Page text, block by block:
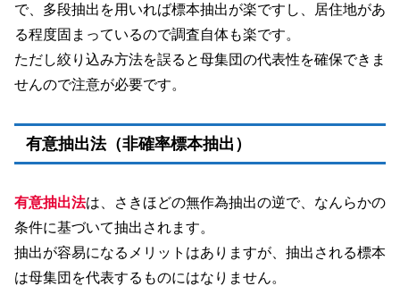
で、多段抽出を用いれば標本抽出が楽ですし、居住地があ
る程度固まっているので調査自体も楽です。
ただし絞り込み方法を誤ると母集団の代表性を確保できま
せんので注意が必要です。
有意抽出法（非確率標本抽出）
有意抽出法は、さきほどの無作為抽出の逆で、なんらかの
条件に基づいて抽出されます。
抽出が容易になるメリットはありますが、抽出される標本
は母集団を代表するものにはなりません。